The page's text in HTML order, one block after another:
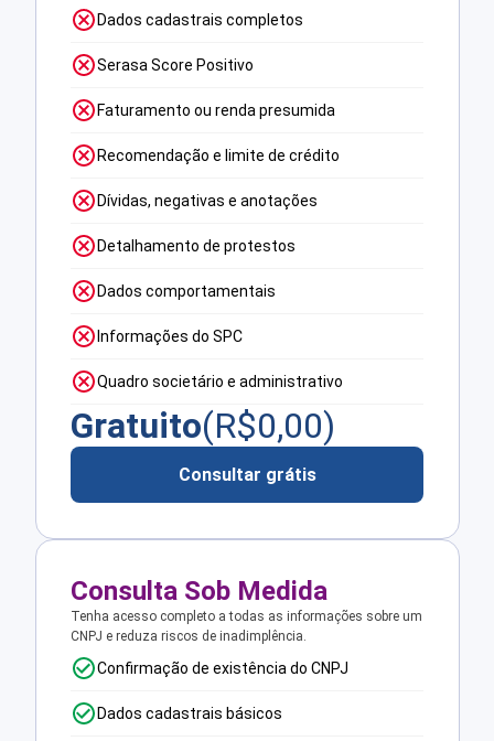
Dados cadastrais completos
Serasa Score Positivo
Faturamento ou renda presumida
Recomendação e limite de crédito
Dívidas, negativas e anotações
Detalhamento de protestos
Dados comportamentais
Informações do SPC
Quadro societário e administrativo
Gratuito(R$0,00)
Consultar grátis
Consulta Sob Medida
Tenha acesso completo a todas as informações sobre um
CNPJ e reduza riscos de inadimplência.
Confirmação de existência do CNPJ
Dados cadastrais básicos